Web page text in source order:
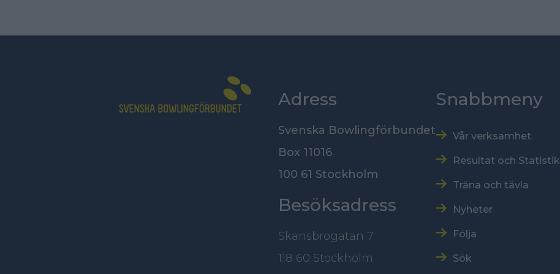
Adress
Svenska Bowlingförbundet
Box 11016
100 61 Stockholm
Besöksadress
Skansbrogatan 7
118 60 Stockholm
Snabbmeny
Vår verksamhet
Resultat och Statistik
Träna och tävla
Nyheter
Följa
Sök